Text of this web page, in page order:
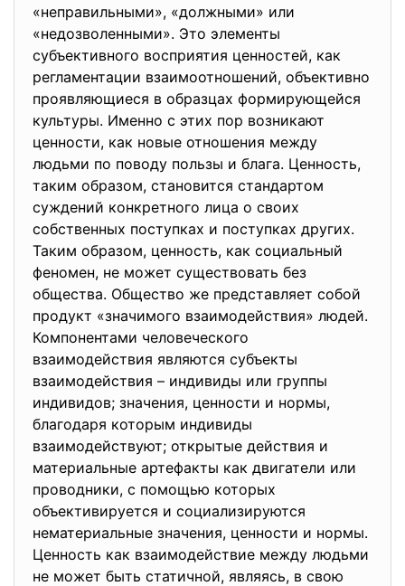
«неправильными», «должными» или
«недозволенными». Это элементы
субъективного восприятия ценностей, как
регламентации взаимоотношений, объективно
проявляющиеся в образцах формирующейся
культуры. Именно с этих пор возникают
ценности, как новые отношения между
людьми по поводу пользы и блага. Ценность,
таким образом, становится стандартом
суждений конкретного лица о своих
собственных поступках и поступках других.
Таким образом, ценность, как социальный
феномен, не может существовать без
общества. Общество же представляет собой
продукт «значимого взаимодействия» людей.
Компонентами человеческого
взаимодействия являются субъекты
взаимодействия – индивиды или группы
индивидов; значения, ценности и нормы,
благодаря которым индивиды
взаимодействуют; открытые действия и
материальные артефакты как двигатели или
проводники, с помощью которых
объективируется и социализируются
нематериальные значения, ценности и нормы.
Ценность как взаимодействие между людьми
не может быть статичной, являясь, в свою